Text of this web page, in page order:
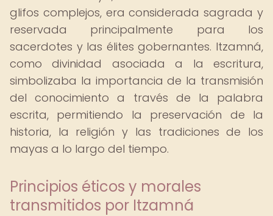
glifos complejos, era considerada sagrada y
reservada principalmente para los
sacerdotes y las élites gobernantes. Itzamná,
como divinidad asociada a la escritura,
simbolizaba la importancia de la transmisión
del conocimiento a través de la palabra
escrita, permitiendo la preservación de la
historia, la religión y las tradiciones de los
mayas a lo largo del tiempo.
Principios éticos y morales
transmitidos por Itzamná